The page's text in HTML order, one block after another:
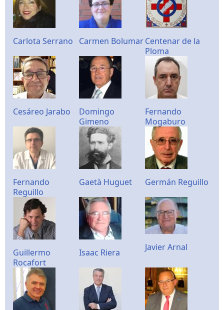
Carlota Serrano Carmen BolumarCentenar de la
Ploma
Cesáreo Jarabo
Domingo
Gimeno
Fernando
Mogaburo
Fernando
Reguillo
Gaetà Huguet Germán Reguillo
Guillermo
Rocafort
Isaac Riera Javier Arnal